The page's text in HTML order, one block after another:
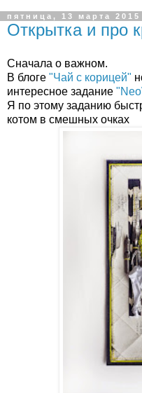
пятница, 13 марта 2015
Открытка и про
Сначала о важном.
В блоге "Чай с корицей"
интересное задание
Я по этому заданию
котом в смешных очках